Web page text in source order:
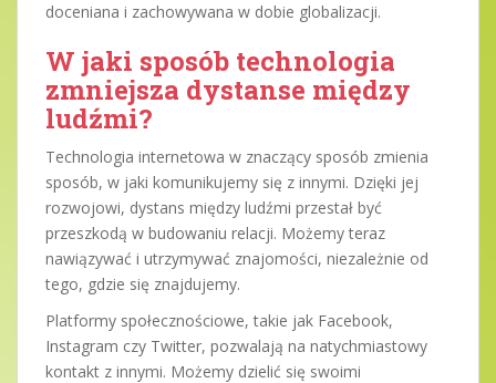
doceniana i zachowywana w dobie globalizacji.
W jaki sposób technologia
zmniejsza dystanse między
ludźmi?
Technologia internetowa w znaczący sposób zmienia
sposób, w jaki komunikujemy się z innymi. Dzięki jej
rozwojowi, dystans między ludźmi przestał być
przeszkodą w budowaniu relacji. Możemy teraz
nawiązywać i utrzymywać znajomości, niezależnie od
tego, gdzie się znajdujemy.
Platformy społecznościowe, takie jak Facebook,
Instagram czy Twitter, pozwalają na natychmiastowy
kontakt z innymi. Możemy dzielić się swoimi